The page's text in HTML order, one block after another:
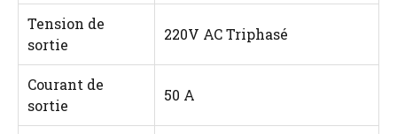
Tension de
sortie
220V AC Triphasé
Courant de
sortie
50 A